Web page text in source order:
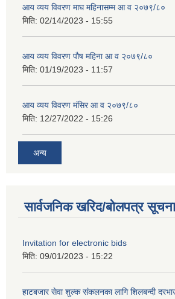
आय व्यय विवरण माघ महिनासम्म आ व २०७९/८०
मिति: 02/14/2023 - 15:55
आय व्यय विवरण पौष महिना आ व २०७९/८०
मिति: 01/19/2023 - 11:57
आय व्यय विवरण मंसिर आ व २०७९/८०
मिति: 12/27/2022 - 15:26
अन्य
सार्वजनिक खरिद/बोलपत्र सूचना
Invitation for electronic bids
मिति: 09/01/2023 - 15:22
हाटबजार सेवा शुल्क संकलनका लागि शिलबन्दी